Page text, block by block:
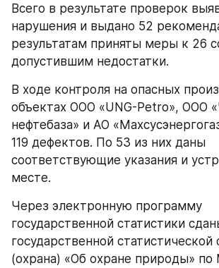
Всего в результате проверок
нарушения и выдано 52
результатам приняты меры к 26
допустившим недостатки.
В ходе контроля на опасных
объектах ООО «UNG-Petro», ООО
нефтебаза» и АО
119 дефектов. По 53 из них даны
соответствующие указания и
месте.
Через электронную программу
государственной статистики
государственной
(охрана) «Об охране природы»